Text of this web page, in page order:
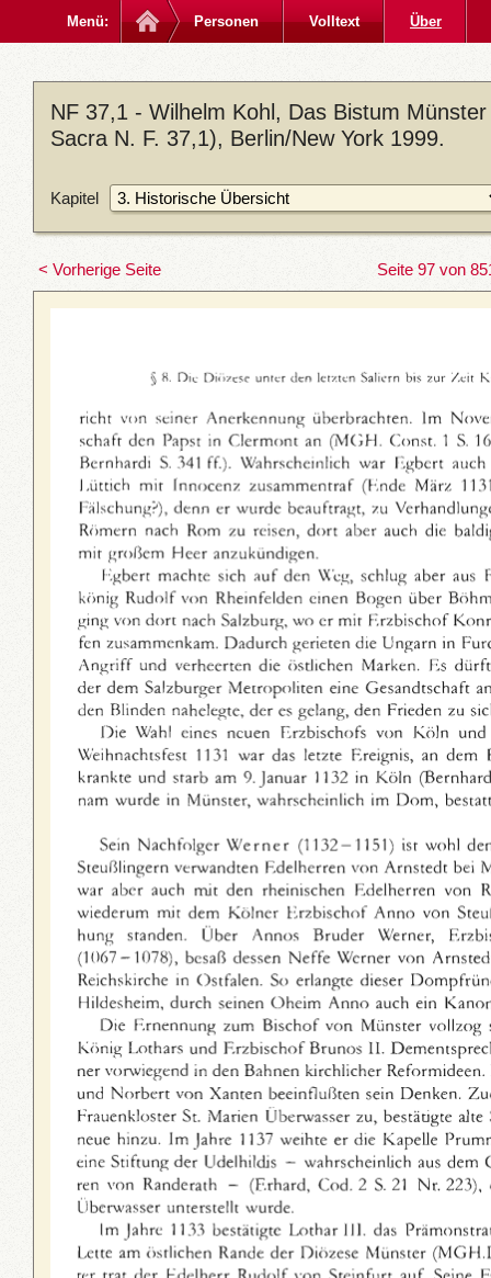
Menü: Personen Volltext Über
NF 37,1 - Wilhelm Kohl, Das Bistum
Sacra N. F. 37,1), Berlin/New York 1999.
Kapitel
< Vorherige Seite Seite 97 von